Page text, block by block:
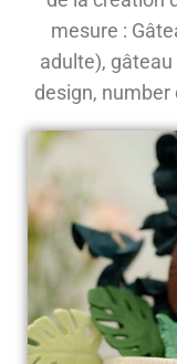
mesure :
adulte),
design,